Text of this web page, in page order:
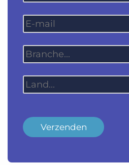
Verzenden